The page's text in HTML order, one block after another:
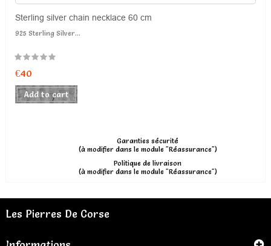
Sterling silver chain necklace 60 cm
925 Sterling Silver ...
€40
Add to cart
Garanties sécurité
(à modifier dans le module "Réassurance")
Politique de livraison
(à modifier dans le module "Réassurance")
Les Pierres De Corse